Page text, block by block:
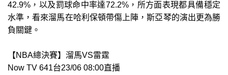
42.9%，以及罰球命中率達72.2%，所方面表現都具備穩定
水準，看來溜馬在哈利保頓帶傷上陣，斯亞琴的演出更為勝
負關鍵。
【NBA總決賽】溜馬VS雷霆
Now TV 641台23/06 08:00直播